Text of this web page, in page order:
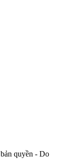
quyền - Do